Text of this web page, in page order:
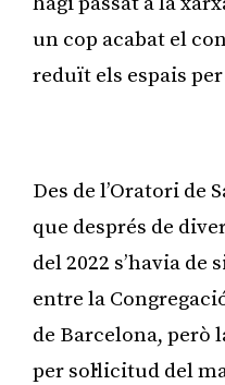
un cop acabat el
reduït els espais
Des de l’Oratori de
que després de
del 2022 s’havia
entre la
de Barcelona, però
per sol·licitud del